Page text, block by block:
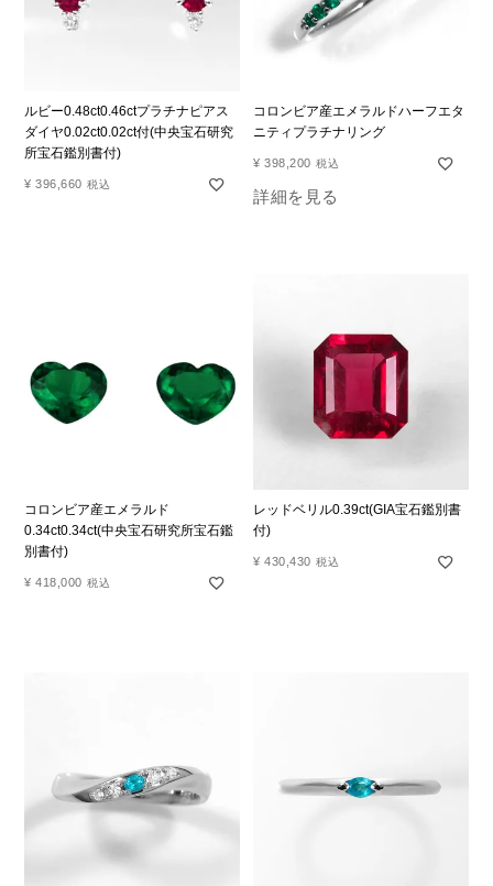
ルビー0.48ct0.46ctプラチナピアス
ダイヤ0.02ct0.02ct付(中央宝石研究
所宝石鑑別書付)
¥ 396,660 税込
コロンビア産エメラルドハーフエタ
ニティプラチナリング
¥ 398,200 税込
詳細を見る
コロンビア産エメラルド
0.34ct0.34ct(中央宝石研究所宝石鑑
別書付)
¥ 418,000 税込
レッドベリル0.39ct(GIA宝石鑑別書
付)
¥ 430,430 税込